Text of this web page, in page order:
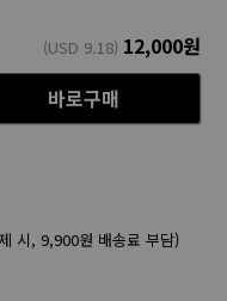
(USD 9.18) 12,000원
바로구매
시, 9,900원 배송료 부담)